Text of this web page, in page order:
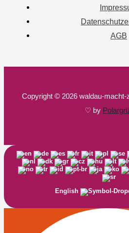
AGB
Copyright © 2026 waldau-macht-
♡ by
English